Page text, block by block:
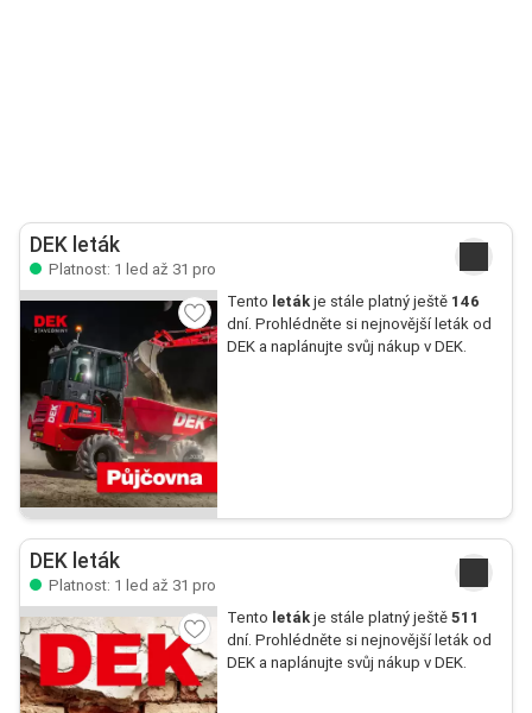
DEK leták
Platnost: 1 led až 31 pro
Tento letákje stále platný ještě 146
dní. Prohlédněte si nejnovější leták od
DEK a naplánujte svůj nákup v DEK.
DEK leták
Platnost: 1 led až 31 pro
Tento letákje stále platný ještě 511
dní. Prohlédněte si nejnovější leták od
DEK a naplánujte svůj nákup v DEK.